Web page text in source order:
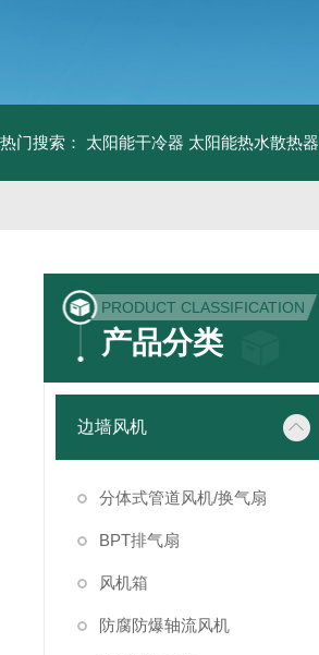
热门搜索： 太阳能干冷器 太阳能热水散热器
PRODUCT CLASSIFICATION
产品分类
边墙风机
分体式管道风机/换气扇
BPT排气扇
风机箱
防腐防爆轴流风机